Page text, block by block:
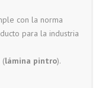
con la norma
para la industria
(lámina pintro).